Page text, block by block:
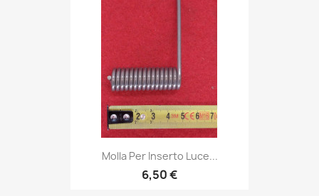
Molla Per Inserto Luce...
6,50 €